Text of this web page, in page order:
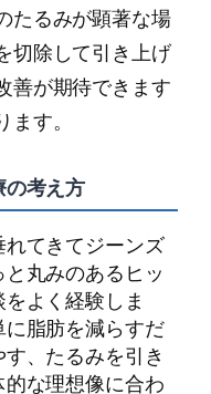
たるみが顕著な場
切除して引き上げ
善が期待できます
す。
考え方
てきてジーンズ
丸みのあるヒッ
よく経験しま
脂肪を減らすだ
、たるみを引き
な理想像に合わ